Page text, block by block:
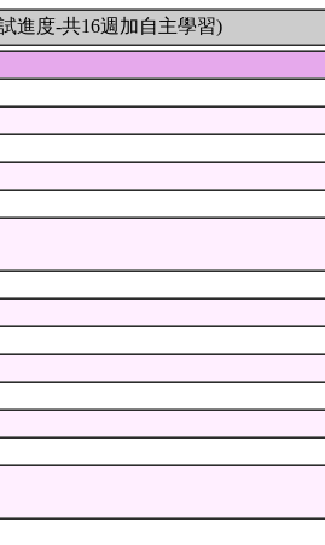
進度-共16週加自主學習)